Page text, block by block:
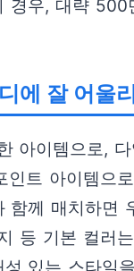
경우, 대략
에 잘 어울
아이템으로,
트 아이템으
께 매치하면
등 기본 컬러